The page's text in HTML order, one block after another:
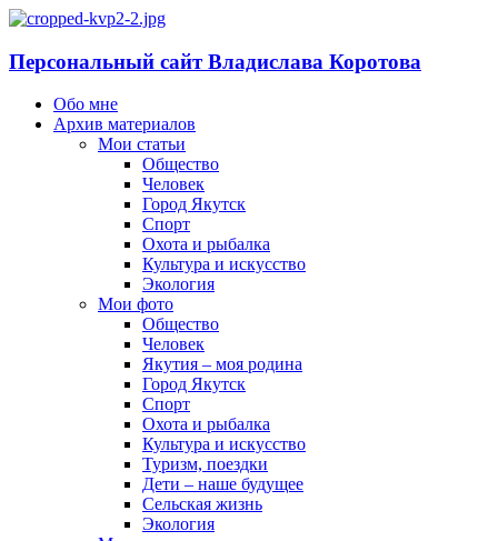
Персональный сайт Владислава Коротова
Обо мне
Архив материалов
Мои статьи
Общество
Человек
Город Якутск
Спорт
Охота и рыбалка
Культура и искусство
Экология
Мои фото
Общество
Человек
Якутия – моя родина
Город Якутск
Спорт
Охота и рыбалка
Культура и искусство
Туризм, поездки
Дети – наше будущее
Сельская жизнь
Экология